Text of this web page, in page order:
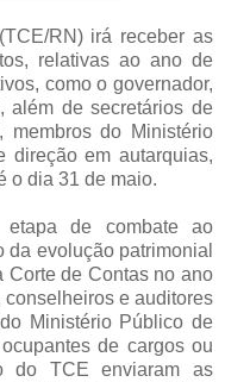
RN) irá receber as
relativas ao ano de
como o governador,
além de secretários de
membros do Ministério
direção em autarquias,
o dia 31 de maio.
de combate ao
evolução patrimonial
Corte de Contas no ano
e auditores
Ministério Público de
de cargos ou
do TCE enviaram as